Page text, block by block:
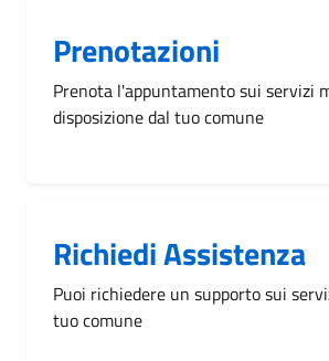
Prenotazioni
Prenota l'appuntamento sui servizi
disposizione dal tuo comune
Richiedi Assistenza
Puoi richiedere un supporto sui
tuo comune